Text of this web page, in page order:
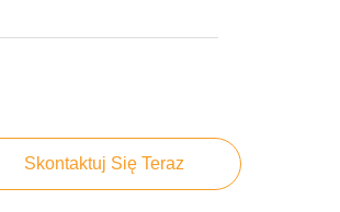
Skontaktuj Się Teraz